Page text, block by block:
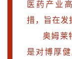
医药产业
措，旨在发
奥姆莱
是对博厚